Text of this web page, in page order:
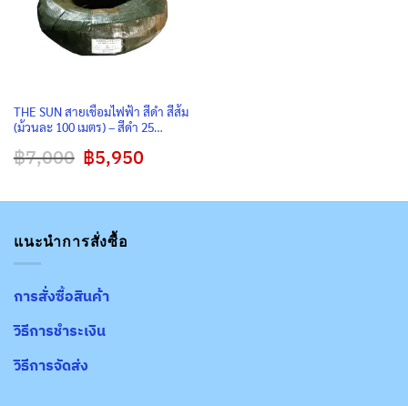
THE SUN สายเชื่อมไฟฟ้า สีดำ สีส้ม
(ม้วนละ 100 เมตร) – สีดำ 25
฿7,000 Original
price
฿5,950Current
price
แนะนำการสั่งซื้อ
การสั่งซื้อสินค้า
วิธีการชำระเงิน
วิธีการจัดส่ง